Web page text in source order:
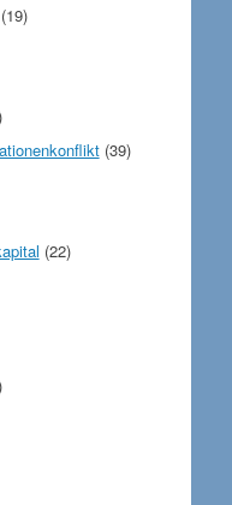
(39)
(22)